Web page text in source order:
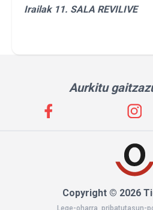
Irailak 11. SALA REVILIVE
Aurkitu
Copyright © 2026
Lege-oharra pribatutasun-